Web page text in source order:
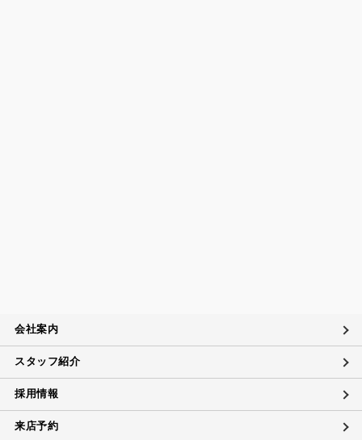
会社案内
スタッフ紹介
採用情報
来店予約